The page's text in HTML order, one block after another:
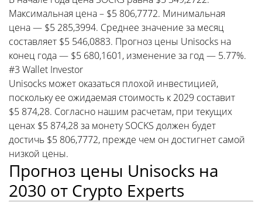
Максимальная цена – $5 806,7772. Минимальная
цена — $5 285,3994. Среднее значение за месяц
составляет $5 546,0883. Прогноз цены Unisocks на
конец года — $5 680,1601, изменение за год — 5.77%.
#3 Wallet Investor
Unisocks может оказаться плохой инвестицией,
поскольку ее ожидаемая стоимость к 2029 составит
$5 874,28. Согласно нашим расчетам, при текущих
ценах $5 874,28 за монету SOCKS должен будет
достичь $5 806,7772, прежде чем он достигнет самой
низкой цены.
Прогноз цены Unisocks на
2030 от Crypto Experts